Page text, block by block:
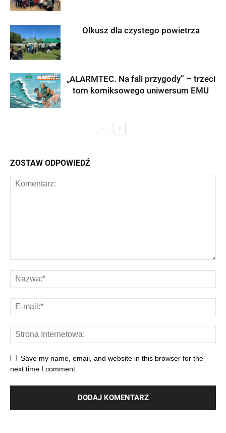
Olkusz dla czystego powietrza
„ALARMTEC. Na fali przygody” – trzeci
tom komiksowego uniwersum EMU
ZOSTAW ODPOWIEDŹ
Save my name, email, and website in this browser for the
next time I comment.